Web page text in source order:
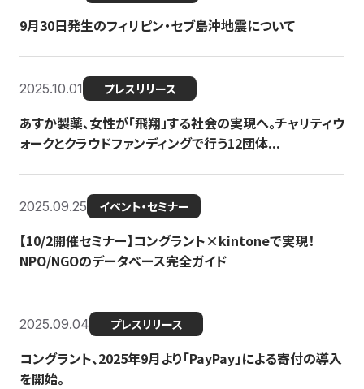
9月30日発生のフィリピン・セブ島沖地震について
2025.10.01 プレスリリース
あすか製薬、女性が「飛翔」する社会の実現へ。チャリティウ
ォークとクラウドファンディングで行う12団体...
2025.09.25 イベント・セミナー
【10/2開催セミナー】コングラント×kintoneで実現！
NPO/NGOのデータベース完全ガイド
2025.09.04 プレスリリース
コングラント、2025年9月より「PayPay」による寄付の導入
を開始。